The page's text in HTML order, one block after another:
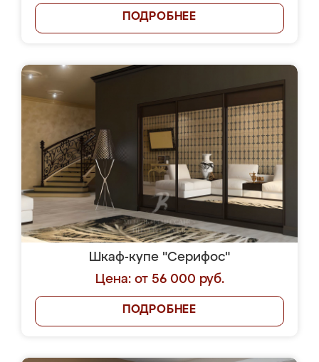
ПОДРОБНЕЕ
Шкаф-купе "Серифос"
Цена: от 56 000 руб.
ПОДРОБНЕЕ